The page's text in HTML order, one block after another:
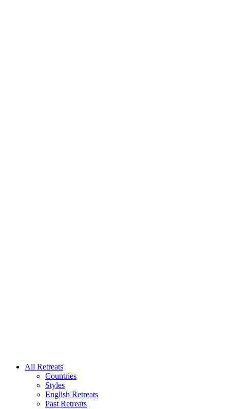
All Retreats
Countries
Styles
English Retreats
Past Retreats